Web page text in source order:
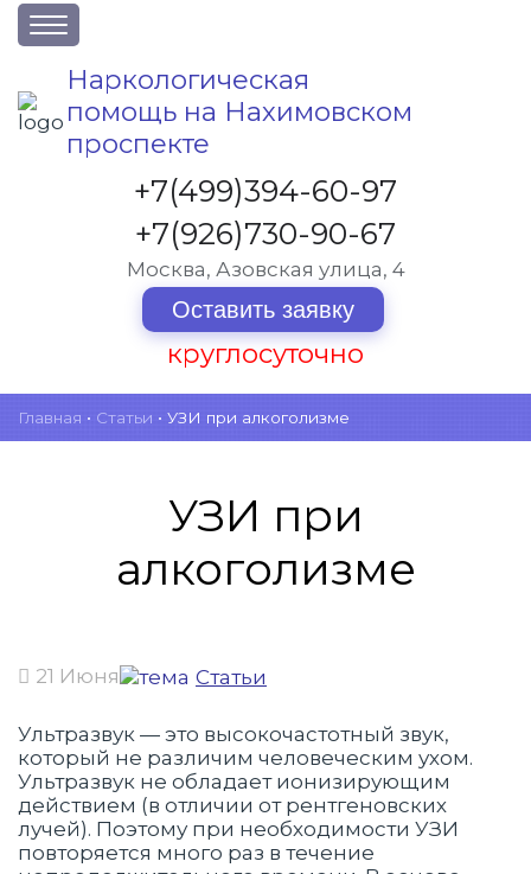
О клинике
Акции
Вакансии
Лицензии
Контакты
Услуги и стоимость
Отзывы
Вопрос-ответ
Наркологическая
помощь на Нахимовском
проспекте
+7(499)394-60-97
+7(926)730-90-67
Москва, Азовская улица, 4
Оставить заявку
круглосуточно
Главная • Статьи • УЗИ при алкоголизме
УЗИ при
алкоголизме
21 Июня Статьи
Ультразвук — это высокочастотный звук,
который не различим человеческим ухом.
Ультразвук не обладает ионизирующим
действием (в отличии от рентгеновских
лучей). Поэтому при необходимости УЗИ
повторяется много раз в течение